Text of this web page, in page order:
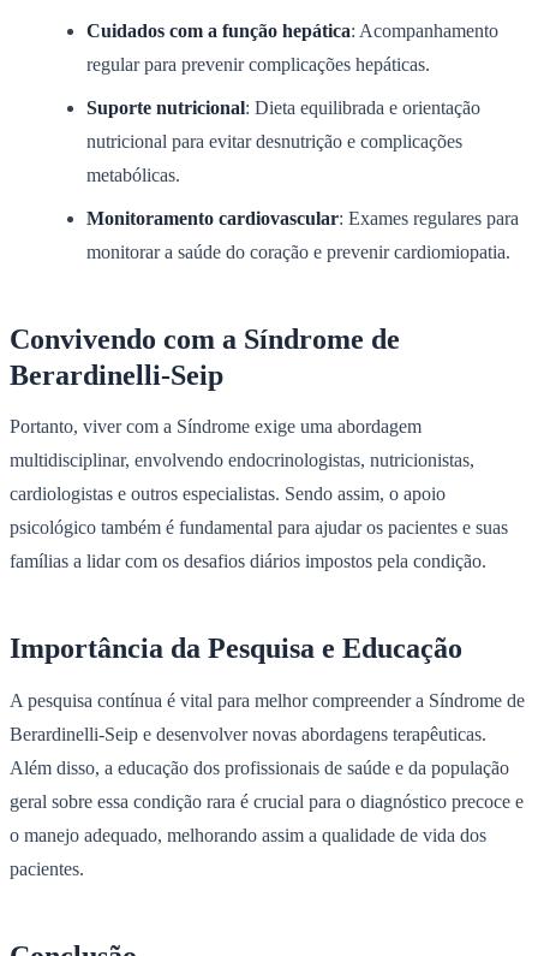
Cuidados com a função hepática: Acompanhamento
regular para prevenir complicações hepáticas.
Suporte nutricional: Dieta equilibrada e orientação
nutricional para evitar desnutrição e complicações
metabólicas.
Monitoramento cardiovascular: Exames regulares para
monitorar a saúde do coração e prevenir cardiomiopatia.
Convivendo com a Síndrome de
Berardinelli-Seip
Portanto, viver com a Síndrome exige uma abordagem
multidisciplinar, envolvendo endocrinologistas, nutricionistas,
cardiologistas e outros especialistas. Sendo assim, o apoio
psicológico também é fundamental para ajudar os pacientes e suas
famílias a lidar com os desafios diários impostos pela condição.
Importância da Pesquisa e Educação
A pesquisa contínua é vital para melhor compreender a Síndrome de
Berardinelli-Seip e desenvolver novas abordagens terapêuticas.
Além disso, a educação dos profissionais de saúde e da população
geral sobre essa condição rara é crucial para o diagnóstico precoce e
o manejo adequado, melhorando assim a qualidade de vida dos
pacientes.